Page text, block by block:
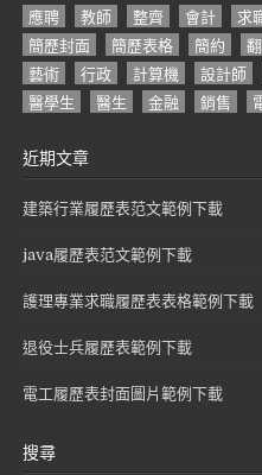
應聘
教師 整齊 會計 求
簡歷封面
簡歷表格 簡約
藝術
行政 計算機 設計師
醫學生
醫生 金融 銷售
近期文章
建築行業履歷表范文範例下載
java履歷表范文範例下載
護理專業求職履歷表表格範例下載
退役士兵履歷表範例下載
電工履歷表封面圖片範例下載
搜尋